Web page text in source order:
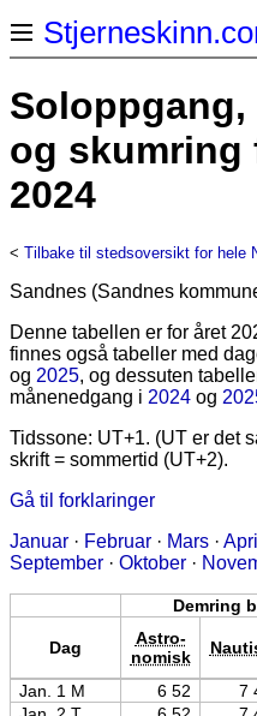
og skumring
2024
< Tilbake til stedsoversikt for hele
Sandnes (Sandnes
Denne tabellen er for året
finnes også tabeller med
og 2025, og dessuten
månenedgang i 2024 og
Tidssone: UT+1. (UT er det
skrift = sommertid (UT+2).
Gå til forklaringer
Januar · Februar · Mars · April
September · Oktober ·
Demring
Dag
Astro-
nomisk
Jan. 1 M 6 52 7